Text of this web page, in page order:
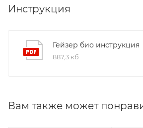
Инструкция
Гейзер био инструкция
887,3 кб
Вам также может